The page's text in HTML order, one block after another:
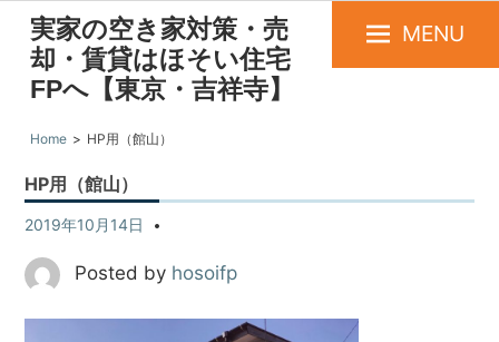
実家の空き家対策・売
却・賃貸はほそい住宅
FPへ【東京・吉祥寺】
MENU
Home HP用（館山）
HP用（館山）
2019年10月14日
Posted by hosoifp